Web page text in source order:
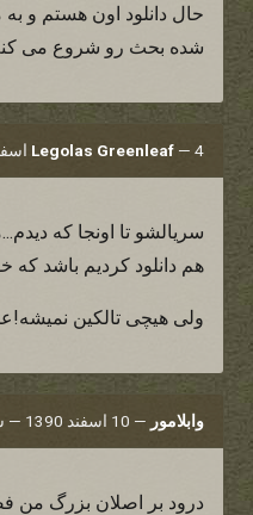
حال دانلود اون هستم و
شده بحث رو شروع می
Legolas Greenleaf — 4 اسفند 1390 — ساعت 12:08
سریالشو تا اونجا که
هم دانلود کردیم باشد که
ولی هیچی تالکین
وابلامور — 10 اسفند 1390 — ساعت 10:14
درود بر اصلان بزرگ من